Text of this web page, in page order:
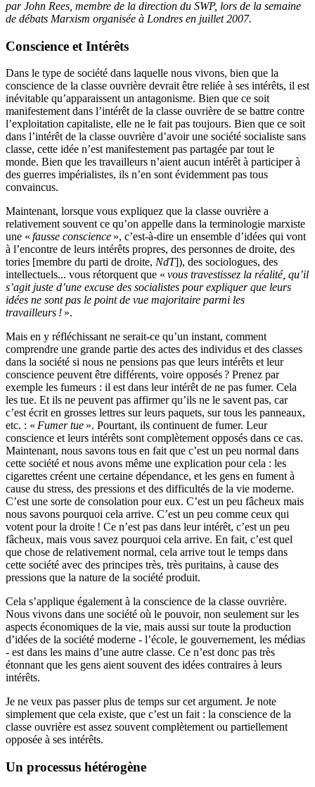
par John Rees, membre de la direction du SWP, lors de la semaine
de débats Marxism organisée à Londres en juillet 2007.
Conscience et Intérêts
Dans le type de société dans laquelle nous vivons, bien que la
conscience de la classe ouvrière devrait être reliée à ses intérêts, il est
inévitable qu’apparaissent un antagonisme. Bien que ce soit
manifestement dans l’intérêt de la classe ouvrière de se battre contre
l’exploitation capitaliste, elle ne le fait pas toujours. Bien que ce soit
dans l’intérêt de la classe ouvrière d’avoir une société socialiste sans
classe, cette idée n’est manifestement pas partagée par tout le
monde. Bien que les travailleurs n’aient aucun intérêt à participer à
des guerres impérialistes, ils n’en sont évidemment pas tous
convaincus.
Maintenant, lorsque vous expliquez que la classe ouvrière a
relativement souvent ce qu’on appelle dans la terminologie marxiste
une « fausse conscience », c’est-à-dire un ensemble d’idées qui vont
à l’encontre de leurs intérêts propres, des personnes de droite, des
tories [membre du parti de droite, NdT]), des sociologues, des
intellectuels... vous rétorquent que « vous travestissez la réalité, qu’il
s’agit juste d’une excuse des socialistes pour expliquer que leurs
idées ne sont pas le point de vue majoritaire parmi les
travailleurs ! ».
Mais en y réfléchissant ne serait-ce qu’un instant, comment
comprendre une grande partie des actes des individus et des classes
dans la société si nous ne pensions pas que leurs intérêts et leur
conscience peuvent être différents, voire opposés? Prenez par
exemple les fumeurs : il est dans leur intérêt de ne pas fumer. Cela
les tue. Et ils ne peuvent pas affirmer qu’ils ne le savent pas, car
c’est écrit en grosses lettres sur leurs paquets, sur tous les panneaux,
etc. : « Fumer tue ». Pourtant, ils continuent de fumer. Leur
conscience et leurs intérêts sont complètement opposés dans ce cas.
Maintenant, nous savons tous en fait que c’est un peu normal dans
cette société et nous avons même une explication pour cela : les
cigarettes créent une certaine dépendance, et les gens en fument à
cause du stress, des pressions et des difficultés de la vie moderne.
C’est une sorte de consolation pour eux. C’est un peu fâcheux mais
nous savons pourquoi cela arrive. C’est un peu comme ceux qui
votent pour la droite ! Ce n’est pas dans leur intérêt, c’est un peu
fâcheux, mais vous savez pourquoi cela arrive. En fait, c’est quel
que chose de relativement normal, cela arrive tout le temps dans
cette société avec des principes très, très puritains, à cause des
pressions que la nature de la société produit.
Cela s’applique également à la conscience de la classe ouvrière.
Nous vivons dans une société où le pouvoir, non seulement sur les
aspects économiques de la vie, mais aussi sur toute la production
d’idées de la société moderne - l’école, le gouvernement, les médias
- est dans les mains d’une autre classe. Ce n’est donc pas très
étonnant que les gens aient souvent des idées contraires à leurs
intérêts.
Je ne veux pas passer plus de temps sur cet argument. Je note
simplement que cela existe, que c’est un fait : la conscience de la
classe ouvrière est assez souvent complètement ou partiellement
opposée à ses intérêts.
Un processus hétérogène